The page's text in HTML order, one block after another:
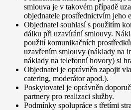
smlouva je v takovém případě
objednatele prostřednictvím jeho
Objednatel souhlasí s použitím
dálku při uzavírání smlouvy.
použití komunikačních
uzavřením smlouvy (náklady na
náklady na telefonní hovory) si
Objednatel je oprávněn zapojit
catering, moderátor apod.).
Poskytovatel je oprávněn
partnery pro realizaci služby.
Podmínky spolupráce s třetími